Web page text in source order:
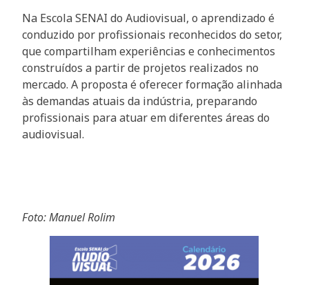
Na Escola SENAI do Audiovisual, o aprendizado é
conduzido por profissionais reconhecidos do setor,
que compartilham experiências e conhecimentos
construídos a partir de projetos realizados no
mercado. A proposta é oferecer formação alinhada
às demandas atuais da indústria, preparando
profissionais para atuar em diferentes áreas do
audiovisual.
Foto: Manuel Rolim